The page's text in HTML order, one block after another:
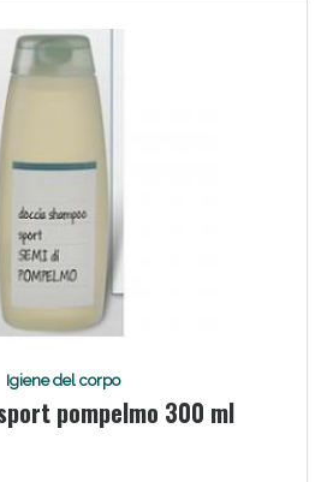
Igiene del corpo
pompelmo 300 ml